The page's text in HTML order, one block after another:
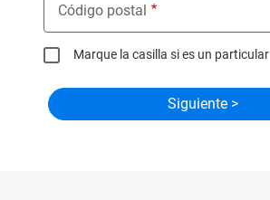
Código postal
Marque la casilla si es un particular